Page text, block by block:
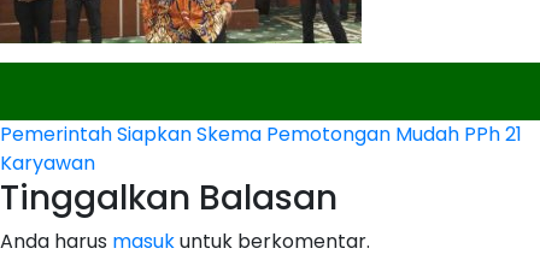
Navigasi
pos
Pemerintah Siapkan Skema Pemotongan Mudah PPh 21
Karyawan
Tinggalkan Balasan
Anda harus masukuntuk berkomentar.